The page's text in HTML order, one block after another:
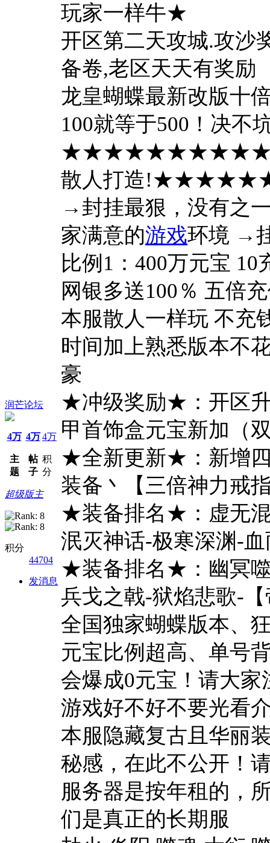
润芒论坛
4万
主
题
4万
帖
子
4万
积
分
超级版主
积分
44704
发消息
玩家一样牛★
开区第二天攻城.攻沙
备卷,老区天天有奖励
龙皇蝴蝶最新改版十
100就等于500！决不
散人打造
→封挂最狠，没有之
家满意的游戏环境 →
比例1：400万元宝
网银多送100％ 五倍
本服散人一样玩 不充
时间加上熟悉版本不
豪
★冲级奖励★：开区
甲首饰盒元宝新加（
★全新更新★：新增四
装备丶【三倍神力戒
★装备排名★：虚无
泯灭神话-极寒深渊-
★装备排名★：幽冥
兵戈之戟-狱焰悲歌-【
全国独家蝴蝶版本、
元宝比例超高、单号
会爆成0元宝！请大
游戏好不好不要光看
本服隐藏复古且华丽
秘感，在此不公开！
服务器是按年租的，
们是真正的长期服